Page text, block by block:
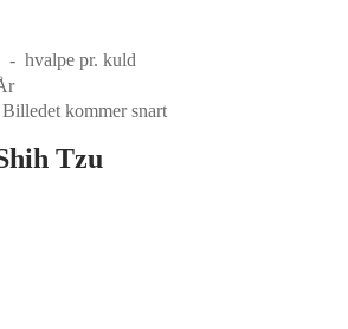
- hvalpe pr. kuld
Tzu